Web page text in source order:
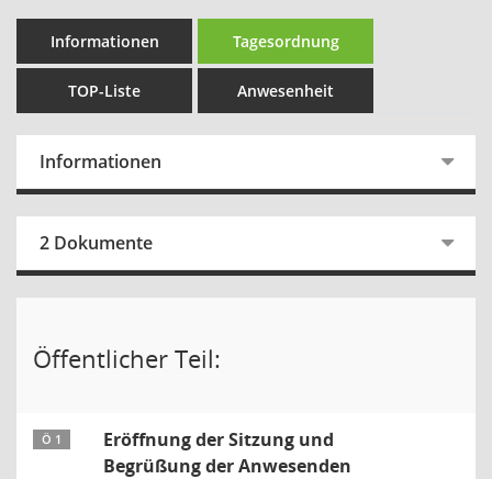
Informationen Tagesordnung
TOP-Liste Anwesenheit
Informationen
2 Dokumente
Öffentlicher Teil:
Ö 1
Eröffnung der Sitzung und
Begrüßung der Anwesenden